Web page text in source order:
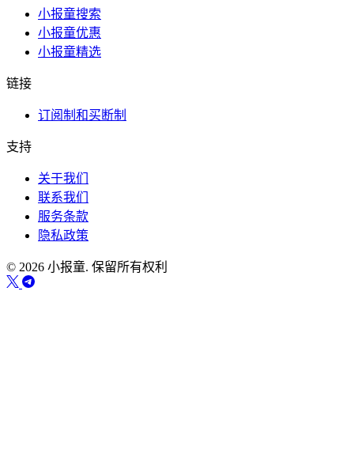
小报童搜索
小报童优惠
小报童精选
链接
订阅制和买断制
支持
关于我们
联系我们
服务条款
隐私政策
© 2026 小报童. 保留所有权利